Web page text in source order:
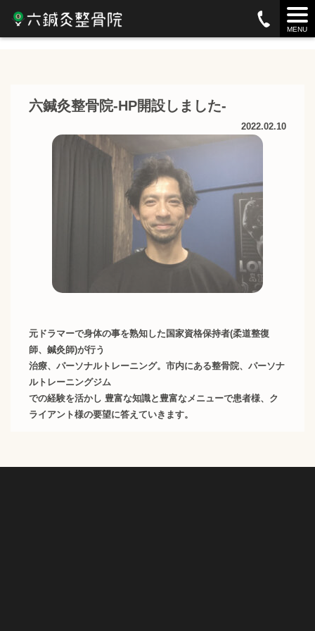
MENU
六鍼灸整骨院-HP開設しました-
2022.02.10
元ドラマーで身体の事を熟知した国家資格保持者(柔道整復
師、鍼灸師)が行う
治療、パーソナルトレーニング。市内にある整骨院、パーソナ
ルトレーニングジム
での経験を活かし 豊富な知識と豊富なメニューで患者様、ク
ライアント様の要望に答えていきます。